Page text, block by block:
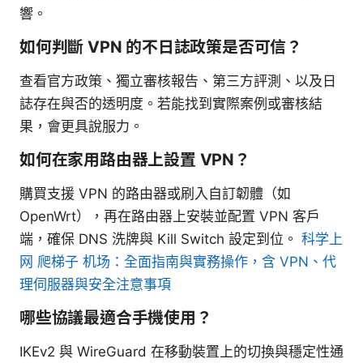
響。
如何判斷 VPN 的不日誌政策是否可信？
查看官方政策、獨立審核報告、第三方評測、以及日
誌存在與否的透明度。若能找到實際案例或審核結
果，會更具說服力。
如何在家用路由器上設置 VPN？
購買支援 VPN 的路由器或刷入自訂韌體（如
OpenWrt），再在路由器上安裝並配置 VPN 客戶
端，確保 DNS 洗牌與 Kill Switch 設定到位。 科学上
网 爬梯子 机场：全面指南與實務操作，含 VPN、代
理伺服器與安全注意事項
哪些協議最適合手機使用？
IKEv2 與 WireGuard 在移動裝置上的切換與穩定性通